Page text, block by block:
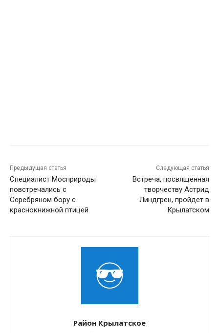
Предыдущая статья
Специалист Мосприроды
повстречались с
Серебряном бору с
краснокнижной птицей
Следующая статья
Встреча, посвященная
творчеству Астрид
Линдгрен, пройдет в
Крылатском
Район Крылатское